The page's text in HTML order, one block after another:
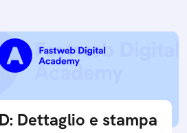
Dettaglio e stampa